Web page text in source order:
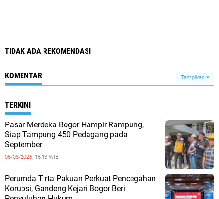
TIDAK ADA REKOMENDASI
KOMENTAR Tampilkan
TERKINI
Pasar Merdeka Bogor Hampir Rampung,
Siap Tampung 450 Pedagang pada
September
06/08/2026, 16:13 WIB
Perumda Tirta Pakuan Perkuat Pencegahan
Korupsi, Gandeng Kejari Bogor Beri